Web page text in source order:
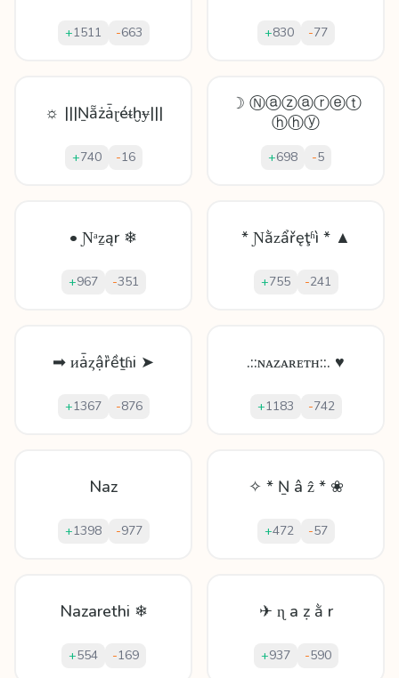
+1511 -663 +830 -77
☼ |||Ṉẵżǡɽéᵵḫɏ|||
+740 -16
☽ Ⓝⓐⓩⓐⓡⓔⓣ
ⓗⓗⓨ
+698 -5
• Ɲᵃẕąr ❄
+967 -351
* Ɲằᴢẩřęţʱì * ▲
+755 -241
➡ ᴎǡȥậȑềṯɦi ➤
+1367 -876
.::ɴᴀᴢᴀʀᴇᴛʜ::. ♥
+1183 -742
Naz
+1398 -977
✧ * Ṉ â ẑ * ❀
+472 -57
Nazarethi ❄
+554 -169
✈ ɳ а ẓ ằ r
+937 -590